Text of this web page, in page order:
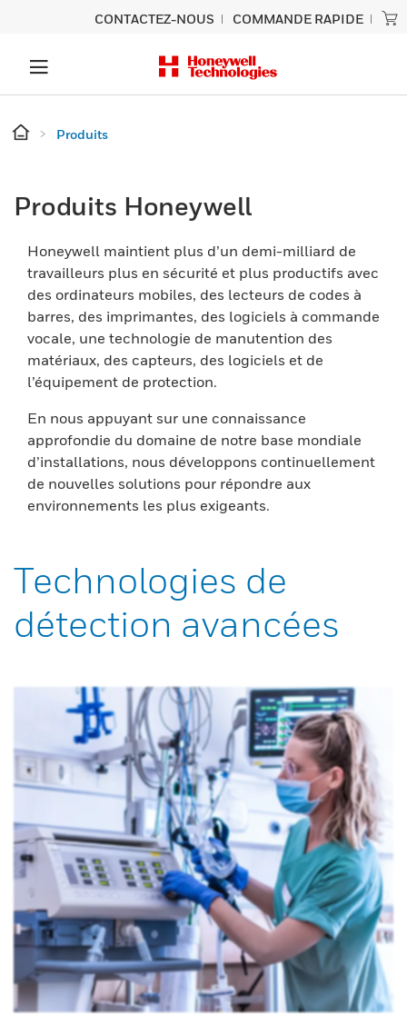
CONTACTEZ-NOUS COMMANDE RAPIDE
Produits
Produits Honeywell
Honeywell maintient plus d’un demi-milliard de
travailleurs plus en sécurité et plus productifs avec
des ordinateurs mobiles, des lecteurs de codes à
barres, des imprimantes, des logiciels à commande
vocale, une technologie de manutention des
matériaux, des capteurs, des logiciels et de
l’équipement de protection.
En nous appuyant sur une connaissance
approfondie du domaine de notre base mondiale
d’installations, nous développons continuellement
de nouvelles solutions pour répondre aux
environnements les plus exigeants.
Technologies de
détection avancées